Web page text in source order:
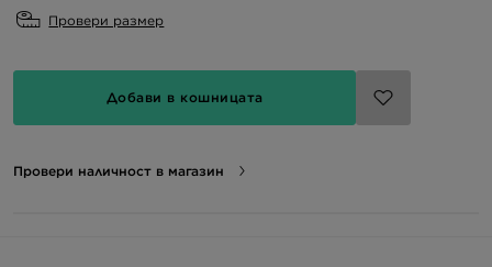
Провери размер
Добави в кошницата
Провери наличност в магазин